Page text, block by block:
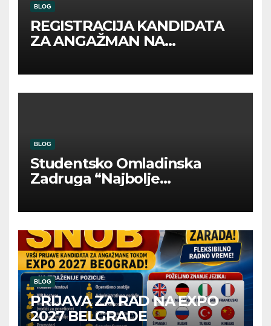
BLOG
REGISTRACIJA KANDIDATA
ZA ANGAŽMAN NA
BLOG
Studentsko Omladinska
Zadruga “Najbolje
BLOG
PRIJAVA ZA RAD NA EXPO
2027 BELGRADE